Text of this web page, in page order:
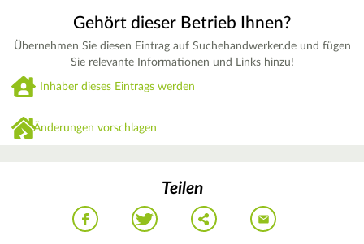
Gehört dieser Betrieb Ihnen?
Übernehmen Sie diesen Eintrag auf Suchehandwerker.de und fügen
Sie relevante Informationen und Links hinzu!
Inhaber dieses Eintrags werden
Änderungen vorschlagen
Teilen